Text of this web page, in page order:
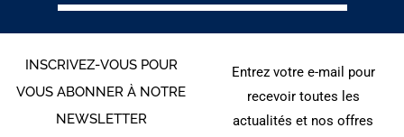
INSCRIVEZ-VOUS POUR
VOUS ABONNER À NOTRE
NEWSLETTER
Entrez votre e-mail pour
recevoir toutes les
actualités et nos offres